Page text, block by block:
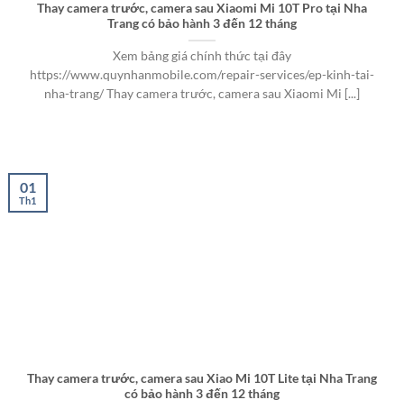
Thay camera trước, camera sau Xiaomi Mi 10T Pro tại Nha
Trang có bảo hành 3 đến 12 tháng
Xem bảng giá chính thức tại đây
https://www.quynhanmobile.com/repair-services/ep-kinh-tai-
nha-trang/ Thay camera trước, camera sau Xiaomi Mi [...]
Thay camera trước, camera sau Xiao Mi 10T Lite tại Nha Trang
có bảo hành 3 đến 12 tháng
01
Th1